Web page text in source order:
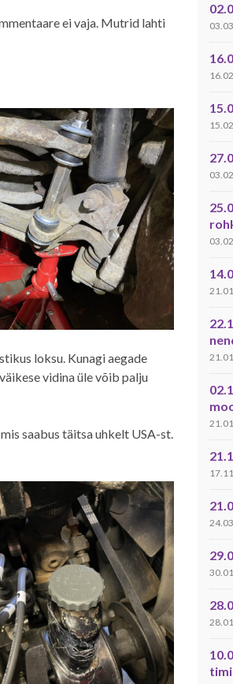
ei vaja. Mutrid lahti
loksu. Kunagi aegade
vidina üle võib palju
saabus täitsa uhkelt USA-st.